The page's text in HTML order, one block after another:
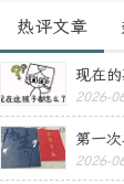
热评文章
现在
2026-
第一
怀——
2026-